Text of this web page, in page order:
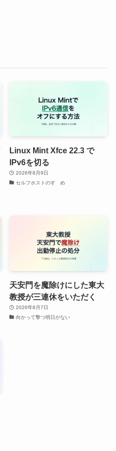
Linux Mint Xfce 22.3 で
IPv6を切る
2026年8月9日
セルフホストのすゝめ
天安門を魔除けにした東大
教授が三連休をいただく
2026年8月7日
向かって撃つ明日がない